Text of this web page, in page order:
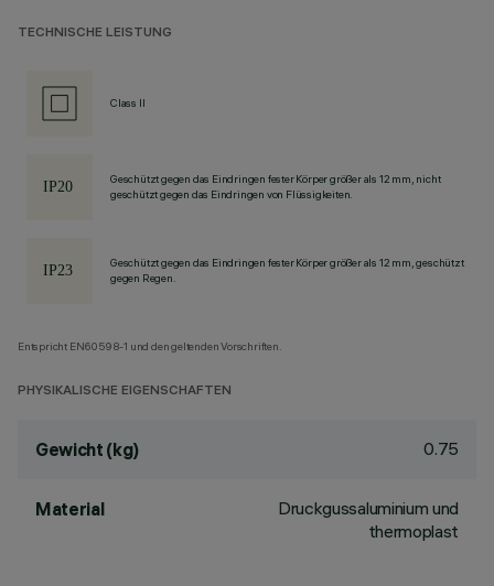
TECHNISCHE LEISTUNG
Class II
Geschützt gegen das Eindringen fester Körper größer als 12 mm, nicht
geschützt gegen das Eindringen von Flüssigkeiten.
Geschützt gegen das Eindringen fester Körper größer als 12 mm, geschützt
gegen Regen.
Entspricht EN60598-1 und den geltenden Vorschriften.
PHYSIKALISCHE EIGENSCHAFTEN
Gewicht (kg) 0.75
Material
Druckgussaluminium und
thermoplast